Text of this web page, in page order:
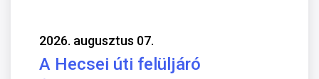
2026. augusztus 07.
A Hecsei úti felüljáró